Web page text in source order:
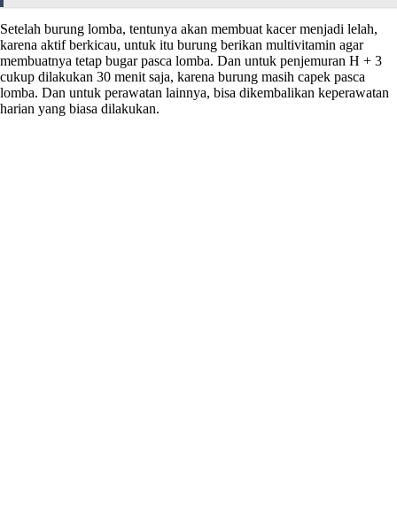
Setelah burung lomba, tentunya akan membuat kacer menjadi lelah,
karena aktif berkicau, untuk itu burung berikan multivitamin agar
membuatnya tetap bugar pasca lomba. Dan untuk penjemuran H + 3
cukup dilakukan 30 menit saja, karena burung masih capek pasca
lomba. Dan untuk perawatan lainnya, bisa dikembalikan keperawatan
harian yang biasa dilakukan.